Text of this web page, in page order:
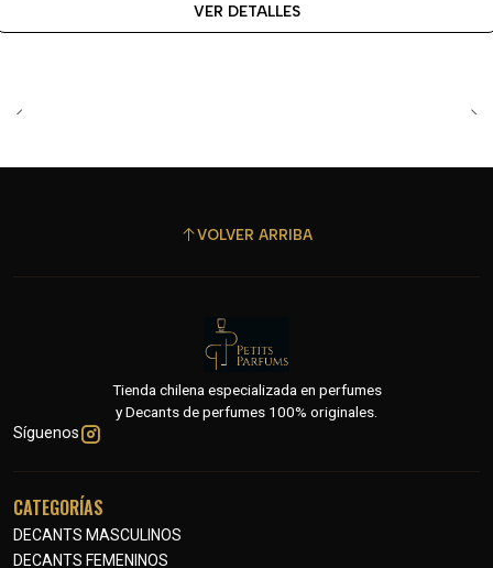
VER DETALLES
VOLVER ARRIBA
Tienda chilena especializada en perfumes
y Decants de perfumes 100% originales.
Síguenos
CATEGORÍAS
DECANTS MASCULINOS
DECANTS FEMENINOS